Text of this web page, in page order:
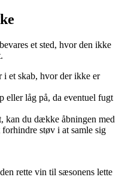
et sted, hvor den ikke
i et skab, hvor der ikke er
eller låg på, da eventuel fugt
kan du dække åbningen med
støv i at samle sig
rette vin til sæsonens lette